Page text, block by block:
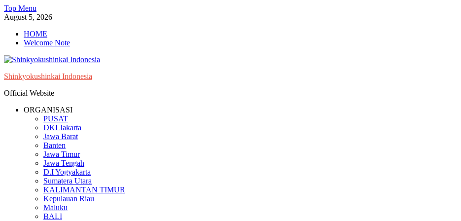
Skip
to
Top Menu
August 5, 2026
HOME
Welcome Note
Shinkyokushinkai Indonesia
Official Website
ORGANISASI
PUSAT
DKI Jakarta
Jawa Barat
Banten
Jawa Timur
Jawa Tengah
D.I Yogyakarta
Sumatera Utara
KALIMANTAN TIMUR
Kepulauan Riau
Maluku
BALI